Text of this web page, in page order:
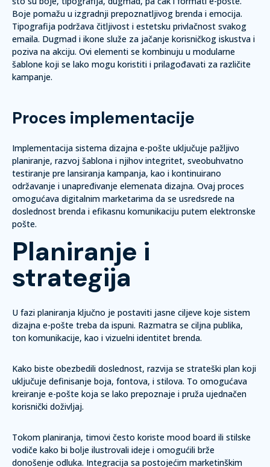
Boje pomažu u izgradnji prepoznatljivog brenda i emocija.
Tipografija podržava čitljivost i estetsku privlačnost svakog
emaila. Dugmad i ikone služe za jačanje korisničkog iskustva i
poziva na akciju. Ovi elementi se kombinuju u modularne
šablone koji se lako mogu koristiti i prilagođavati za različite
kampanje.
Proces implementacije
Implementacija sistema dizajna e-pošte uključuje pažljivo
planiranje, razvoj šablona i njihov integritet, sveobuhvatno
testiranje pre lansiranja kampanja, kao i kontinuirano
održavanje i unapređivanje elemenata dizajna. Ovaj proces
omogućava digitalnim marketarima da se usredsrede na
doslednost brenda i efikasnu komunikaciju putem elektronske
pošte.
Planiranje i
strategija
U fazi planiranja ključno je postaviti jasne ciljeve koje sistem
dizajna e-pošte treba da ispuni. Razmatra se ciljna publika,
ton komunikacije, kao i vizuelni identitet brenda.
Kako biste obezbedili doslednost, razvija se strateški plan koji
uključuje definisanje boja, fontova, i stilova. To omogućava
kreiranje e-pošte koja se lako prepoznaje i pruža ujednačen
korisnički doživljaj.
Tokom planiranja, timovi često koriste mood board ili stilske
vodiče kako bi bolje ilustrovali ideje i omogućili brže
donošenje odluka. Integracija sa postojećim marketinškim